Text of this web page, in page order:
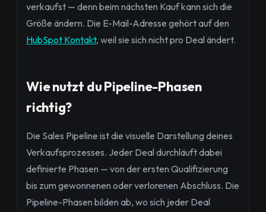
verkaufst — denn beim nächsten Kauf kann sich die
Größe ändern. Die E-Mail-Adresse gehört auf den
HubSpot Kontakt, weil sie sich nicht pro Deal ändert.
Wie nutzt du Pipeline-Phasen
richtig?
Die Sales Pipeline ist die visuelle Darstellung deines
Verkaufsprozesses. Jeder Deal durchläuft dabei
definierte Phasen — von der ersten Qualifizierung
bis zum gewonnenen oder verlorenen Abschluss. Die
Pipeline-Phasen bilden ab, wo sich jeder Deal